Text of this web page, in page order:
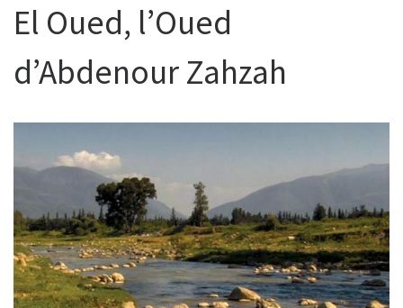
El Oued, l’Oued
d’Abdenour Zahzah